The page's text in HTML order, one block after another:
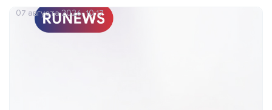
07 августа 2026, 10:17